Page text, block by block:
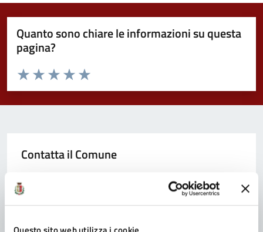
Quanto sono chiare le informazioni su questa
pagina?
Valuta da 1 a 5 stelle la pagina
Valuta 5 stelle su 5
Valuta 4 stelle su 5
Valuta 3 stelle su 5
Valuta 2 stelle su 5
Valuta 1 stelle su 5
Contatta il Comune
Richiedi assistenza
Prenota appuntamento